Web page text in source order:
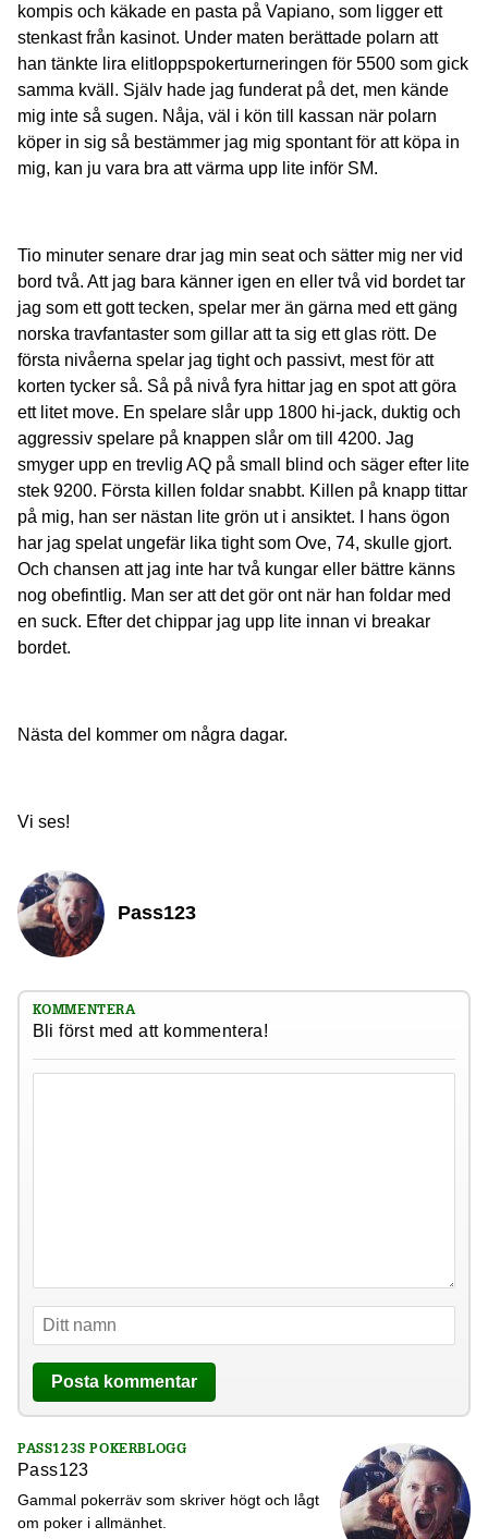
kompis och käkade en pasta på Vapiano, som ligger ett
stenkast från kasinot. Under maten berättade polarn att
han tänkte lira elitloppspokerturneringen för 5500 som gick
samma kväll. Själv hade jag funderat på det, men kände
mig inte så sugen. Nåja, väl i kön till kassan när polarn
köper in sig så bestämmer jag mig spontant för att köpa in
mig, kan ju vara bra att värma upp lite inför SM.
Tio minuter senare drar jag min seat och sätter mig ner vid
bord två. Att jag bara känner igen en eller två vid bordet tar
jag som ett gott tecken, spelar mer än gärna med ett gäng
norska travfantaster som gillar att ta sig ett glas rött. De
första nivåerna spelar jag tight och passivt, mest för att
korten tycker så. Så på nivå fyra hittar jag en spot att göra
ett litet move. En spelare slår upp 1800 hi-jack, duktig och
aggressiv spelare på knappen slår om till 4200. Jag
smyger upp en trevlig AQ på small blind och säger efter lite
stek 9200. Första killen foldar snabbt. Killen på knapp tittar
på mig, han ser nästan lite grön ut i ansiktet. I hans ögon
har jag spelat ungefär lika tight som Ove, 74, skulle gjort.
Och chansen att jag inte har två kungar eller bättre känns
nog obefintlig. Man ser att det gör ont när han foldar med
en suck. Efter det chippar jag upp lite innan vi breakar
bordet.
Nästa del kommer om några dagar.
Vi ses!
Pass123
KOMMENTERA
Bli först med att kommentera!
PASS123S POKERBLOGG
Pass123
Gammal pokerräv som skriver högt och lågt
om poker i allmänhet.